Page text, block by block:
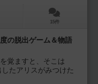
15件
の脱出ゲーム＆物語
覚ますと、そこは
たアリスがみつけた